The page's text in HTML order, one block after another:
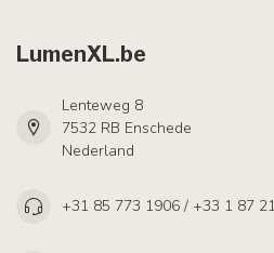
LumenXL.be
Lenteweg 8
7532 RB Enschede
Nederland
+31 85 773 1906 / +33 1 87